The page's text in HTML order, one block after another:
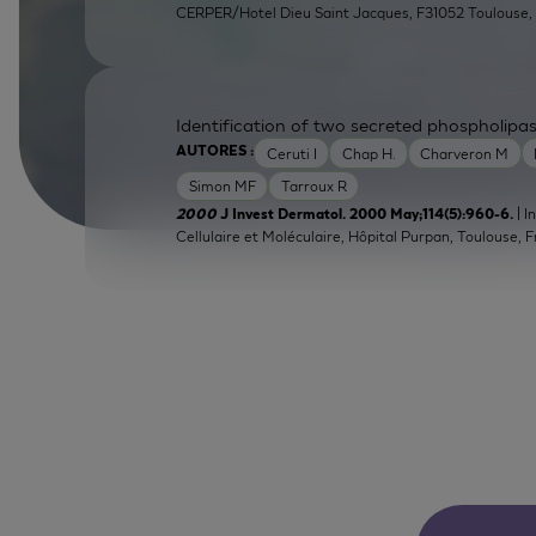
CERPER/Hotel Dieu Saint Jacques, F31052 Toulouse,
AUTORES : Ceruti I Chap H. Charveron M
Simon MF
Tarroux R
Identification of two secreted
2000J Invest Dermatol. 2000 May;114(5):960-6. |
Cellulaire et Moléculaire, Hôpital Purpan, Toulouse,